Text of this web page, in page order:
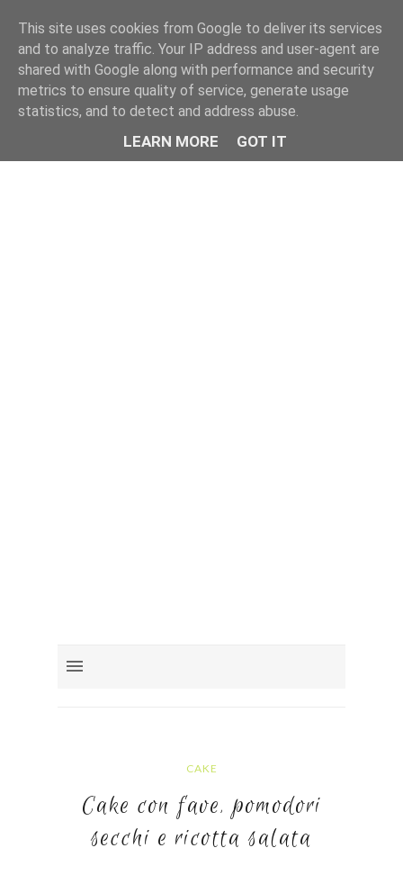
CAKE
Cake con fave, pomodori
secchi e ricotta salata
This site uses cookies from Google to deliver its services
and to analyze traffic. Your IP address and user-agent are
shared with Google along with performance and security
metrics to ensure quality of service, generate usage
statistics, and to detect and address abuse.
LEARN MORE GOT IT